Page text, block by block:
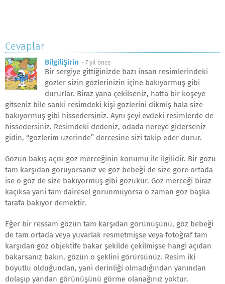
Cevaplar
BilgiliŞirin - 7 yıl önce
Bir sergiye gittiğinizde bazı insan resimlerindeki
gözler sizin gözlerinizin içine bakıyormuş gibi
dururlar. Biraz yana çekilseniz, hatta bir köşeye
gitseniz bile sanki resimdeki kişi gözlerini dikmiş hala size
bakıyormuş gibi hissedersiniz. Aynı şeyi evdeki resimlerde de
hissedersiniz. Resimdeki dedeniz, odada nereye giderseniz
gidin, “gözlerim üzerinde” dercesine sizi takip eder durur.
Gözün bakış açısı göz merceğinin konumu ile ilgilidir. Bir gözü
tam karşıdan görüyorsanız ve göz bebeği de size göre ortada
ise o göz de size bakıyormuş gibi gözükür. Göz merceği biraz
kaçıksa yani tam dairesel görünmüyorsa o zaman göz başka
tarafa bakıyor demektir.
Eğer bir ressam gözün tam karşıdan görünüşünü, göz bebeği
de tam ortada veya yuvarlak resmetmişse veya fotoğraf tam
karşıdan göz objektife bakar şekilde çekilmişse hangi açıdan
bakarsanız bakın, gözün o şeklini görürsünüz. Resim iki
boyutlu olduğundan, yani derinliği olmadığından yanından
dolaşıp yandan görünüşünü görme olanağınız yoktur.